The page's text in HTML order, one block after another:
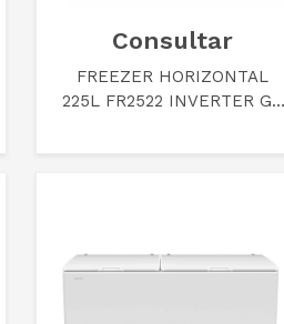
Consultar
FREEZER HORIZONTAL
225L FR2522 INVERTER GP